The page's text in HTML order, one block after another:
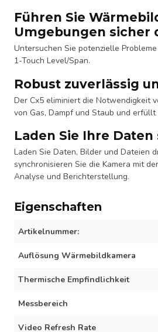
Führen Sie
Umgebungen sicher
Untersuchen Sie potenzielle
1-Touch Level/Span.
Robust zuverlässig
Der Cx5 eliminiert die Notwendigkeit
von Gas, Dampf und Staub und
Laden Sie Ihre
Laden Sie Daten, Bilder und Dateien
synchronisieren Sie die Kamera mit
Analyse und Berichterstellung.
Eigenschaften
Artikelnummer:
Auflösung Wärmebildkamera
Thermische Empfindlichkeit
Messbereich
Video Refresh Rate